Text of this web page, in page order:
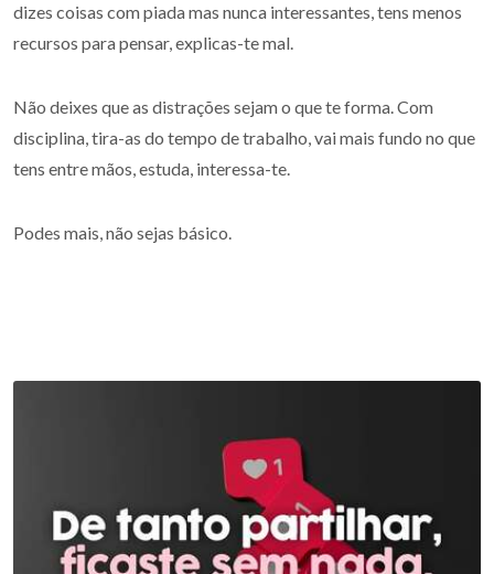
dizes coisas com piada mas nunca interessantes, tens menos
recursos para pensar, explicas-te mal.
Não deixes que as distrações sejam o que te forma. Com
disciplina, tira-as do tempo de trabalho, vai mais fundo no que
tens entre mãos, estuda, interessa-te.
Podes mais, não sejas básico.